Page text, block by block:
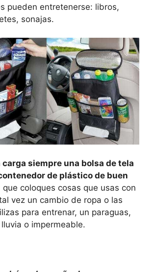
pueden entretenerse: libros,
sonajas.
carga siempre una bolsa de tela
de plástico de buen
que coloques cosas que usas con
vez un cambio de ropa o las
para entrenar, un paraguas,
o impermeable.